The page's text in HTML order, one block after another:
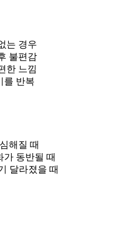
는 경우
불편감
한 느낌
를 반복
해질 때
가 동반될 때
달라졌을 때